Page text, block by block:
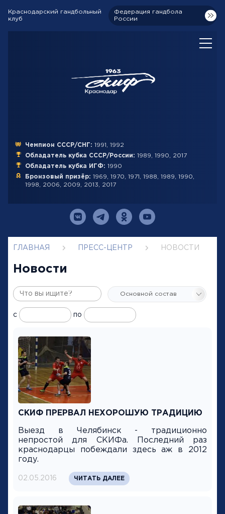
Краснодарский гандбольный
клуб
Федерация гандбола
России
Чемпион СССР/СНГ: 1991, 1992
Обладатель кубка СССР/России: 1989, 1990, 2017
Обладатель кубка ИГФ: 1990
Бронзовый призёр: 1969, 1970, 1971, 1988, 1989, 1990,
1998, 2006, 2009, 2013, 2017
ГЛАВНАЯ ПРЕСС-ЦЕНТР НОВОСТИ
Новости
с по
СКИФ ПРЕРВАЛ НЕХОРОШУЮ ТРАДИЦИЮ
Выезд в Челябинск - традиционно
непростой для СКИФа. Последний раз
краснодарцы побеждали здесь аж в 2012
году.
02.05.2016 ЧИТАТЬ ДАЛЕЕ